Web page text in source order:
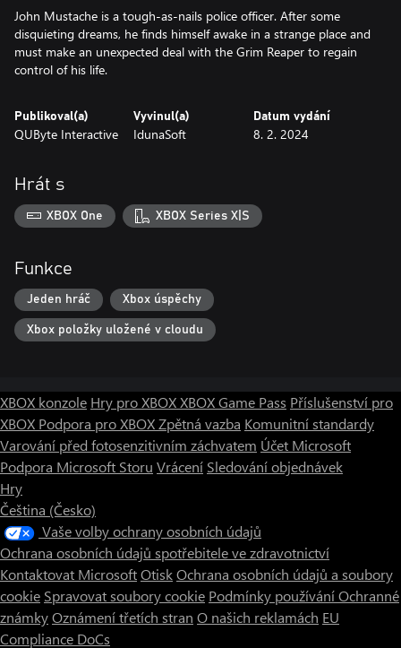
John Mustache is a tough-as-nails police officer. After some
disquieting dreams, he finds himself awake in a strange place and
must make an unexpected deal with the Grim Reaper to regain
control of his life.
Publikoval(a)
QUByte Interactive
Vyvinul(a)
IdunaSoft
Datum vydání
8. 2. 2024
Hrát s
XBOX One XBOX Series X|S
Funkce
Jeden hráč Xbox úspěchy
Xbox položky uložené v cloudu
XBOX konzole Hry pro XBOXXBOX Game Pass Příslušenství pro
XBOX Podpora pro XBOXZpětná vazba Komunitní standardy
Varování před fotosenzitivním záchvatem Účet Microsoft
Podpora Microsoft Storu Vrácení Sledování objednávek
Hry
Čeština (Česko)
Vaše volby ochrany osobních údajů
Ochrana osobních údajů spotřebitele ve zdravotnictví
Kontaktovat MicrosoftOtiskOchrana osobních údajů a soubory
cookie Spravovat soubory cookie Podmínky používáníOchranné
známkyOznámení třetích stran O našich reklamách EU
Compliance DoCs